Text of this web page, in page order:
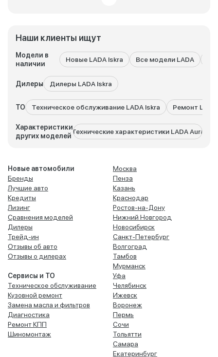
Наши клиенты ищут
Модели в
наличии
Новые LADA Iskra Все модели LADA
Дилеры Дилеры LADA Iskra
ТО Техническое обслуживание LADA Iskra Ремонт
Характеристики
других моделей
Технические характеристики LADA Aura
Новые автомобили
Бренды
Лучшие авто
Кредиты
Лизинг
Сравнения моделей
Дилеры
Трейд-ин
Отзывы об авто
Отзывы о дилерах
Сервисы и ТО
Техническое обслуживание
Кузовной ремонт
Замена масла и фильтров
Диагностика
Ремонт КПП
Шиномонтаж
Москва
Пенза
Казань
Краснодар
Ростов-на-Дону
Нижний Новгород
Новосибирск
Санкт-Петербург
Волгоград
Тамбов
Мурманск
Уфа
Челябинск
Ижевск
Воронеж
Пермь
Сочи
Тольятти
Самара
Екатеринбург